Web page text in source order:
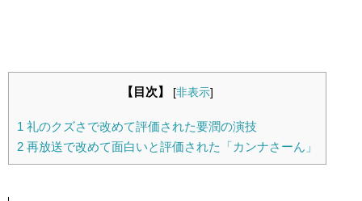
【目次】 [非表示]
1 礼のクズさで改めて評価された要潤の演技
2 再放送で改めて面白いと評価された「カンナさーん」